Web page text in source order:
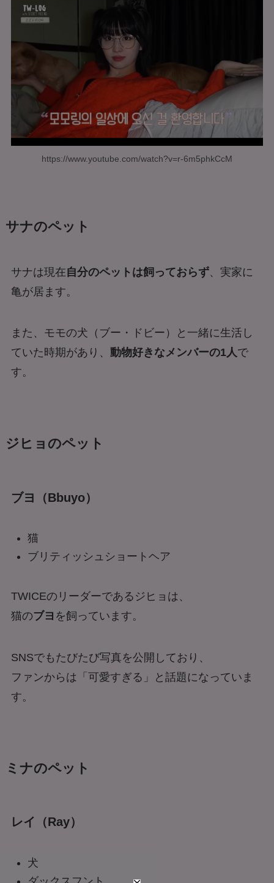
https://www.youtube.com/watch?v=r-6m5phkCcM
サナのペット
サナは現在自分のペットは飼っておらず、実家に
亀が居ます。
また、モモの犬（ブー・ドビー）と一緒に生活し
ていた時期があり、 動物好きなメンバーの1人で
す。
ジヒョのペット
ブヨ（Bbuyo）
猫
ブリティッシュショートヘア
TWICEのリーダーであるジヒョは、
猫のブヨ を飼っています。
SNSでもたびたび写真を公開しており、
ファンからは「可愛すぎる」と話題になっていま
す。
ミナのペット
レイ（Ray）
犬